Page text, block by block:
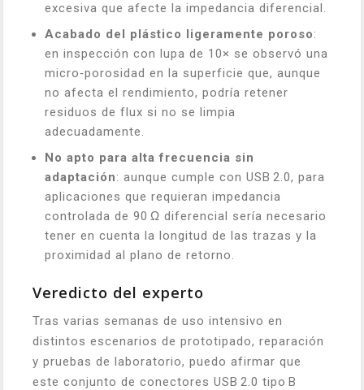
excesiva que afecte la impedancia diferencial.
Acabado del plástico ligeramente poroso:
en inspección con lupa de 10× se observó una
micro‑porosidad en la superficie que, aunque
no afecta el rendimiento, podría retener
residuos de flux si no se limpia
adecuadamente.
No apto para alta frecuencia sin
adaptación: aunque cumple con USB 2.0, para
aplicaciones que requieran impedancia
controlada de 90 Ω diferencial sería necesario
tener en cuenta la longitud de las trazas y la
proximidad al plano de retorno.
Veredicto del experto
Tras varias semanas de uso intensivo en
distintos escenarios de prototipado, reparación
y pruebas de laboratorio, puedo afirmar que
este conjunto de conectores USB 2.0 tipo B